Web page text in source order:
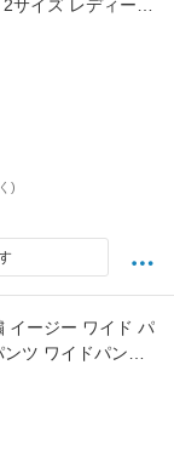
サイズ レディース
丈 カットソー テ
ル ミニワンピー
カバー ゆったり
)
イージー ワイド パ
ツ ワイドパンツ
型カバー ゆった
きれいめ カジュ
服 M L 春夏 春